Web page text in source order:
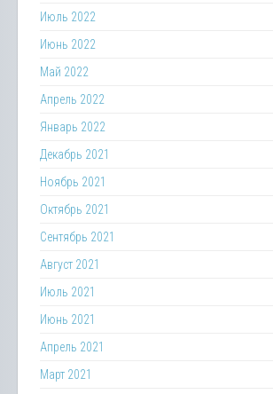
Июль 2022
Июнь 2022
Май 2022
Апрель 2022
Январь 2022
Декабрь 2021
Ноябрь 2021
Октябрь 2021
Сентябрь 2021
Август 2021
Июль 2021
Июнь 2021
Апрель 2021
Март 2021